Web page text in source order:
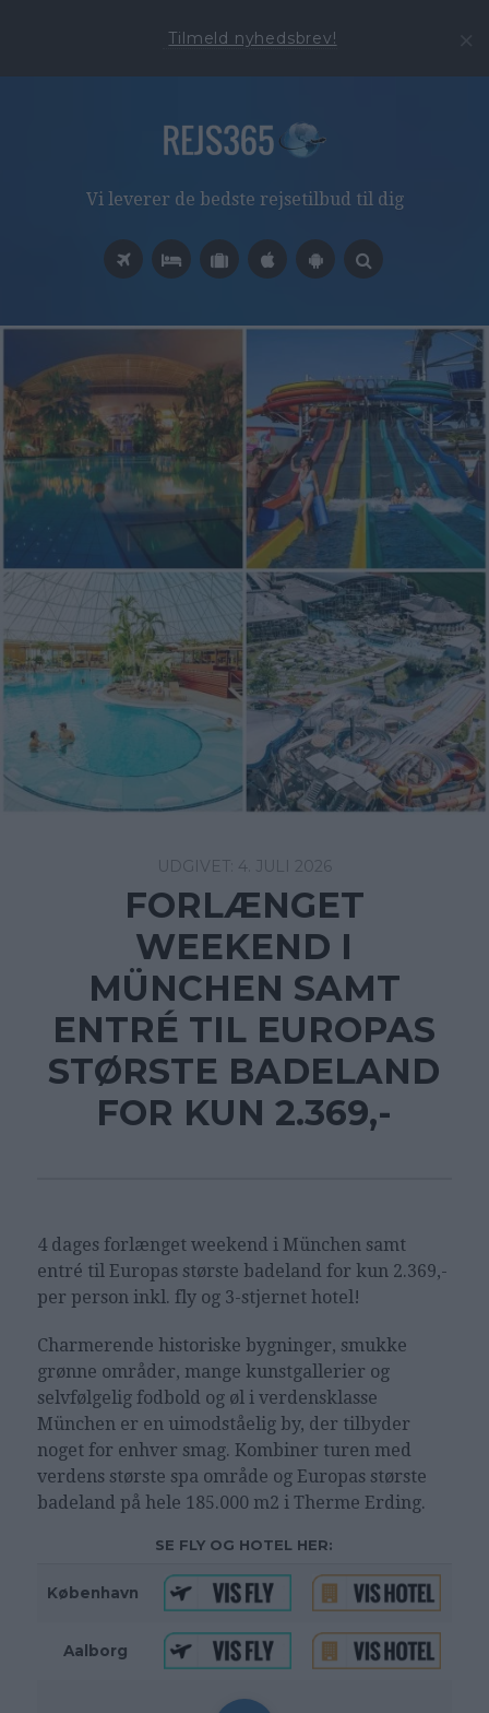
Tilmeld nyhedsbrev!
Vi leverer de bedste rejsetilbud til dig
4. JULI 2026
FORLÆNGET
WEEKEND I
MÜNCHEN SAMT
ENTRÉ TIL EUROPAS
STØRSTE BADELAND
FOR KUN 2.369,-
4 dages forlænget weekend i München samt
entré til Europas største badeland for kun 2.369,-
per person inkl. fly og 3-stjernet hotel!
Charmerende historiske bygninger, smukke
grønne områder, mange kunstgallerier og
selvfølgelig fodbold og øl i verdensklasse
München er en uimodståelig by, der tilbyder
noget for enhver smag. Kombiner turen med
verdens største spa område og Europas største
badeland på hele 185.000 m2 i Therme Erding.
SE FLY OG HOTEL HER:
København
Aalborg